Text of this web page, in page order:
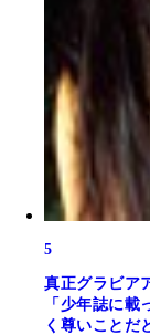
5
真正グラビア
「少年誌に
く尊いことだ